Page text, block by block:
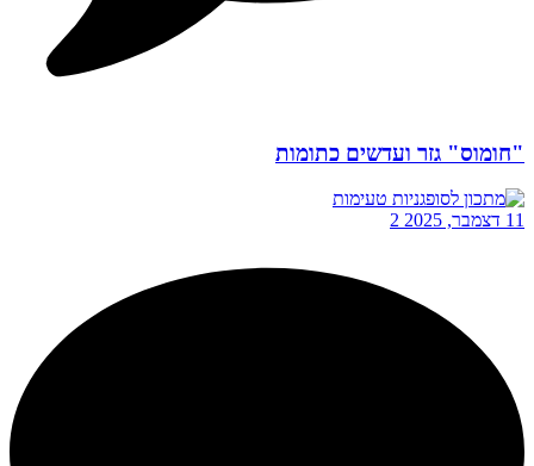
"חומוס" גזר ועדשים כתומות
11 דצמבר, 2025 2